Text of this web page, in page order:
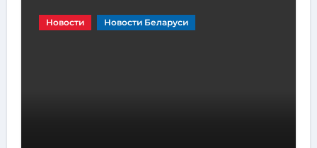
Новости Новости Беларуси